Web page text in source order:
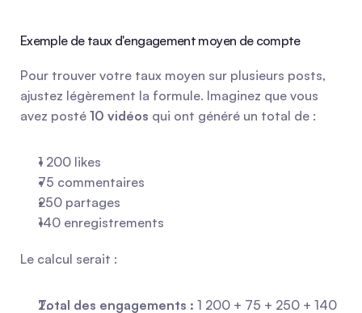
Exemple de taux d'engagement moyen de compte
Pour trouver votre taux moyen sur plusieurs posts,
ajustez légèrement la formule. Imaginez que vous
avez posté 10 vidéos qui ont généré un total de :
1 200 likes
75 commentaires
250 partages
140 enregistrements
Le calcul serait :
Total des engagements : 1 200 + 75 + 250 + 140